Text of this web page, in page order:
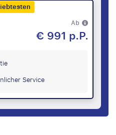
Ab
€ 991 p.P.
Service